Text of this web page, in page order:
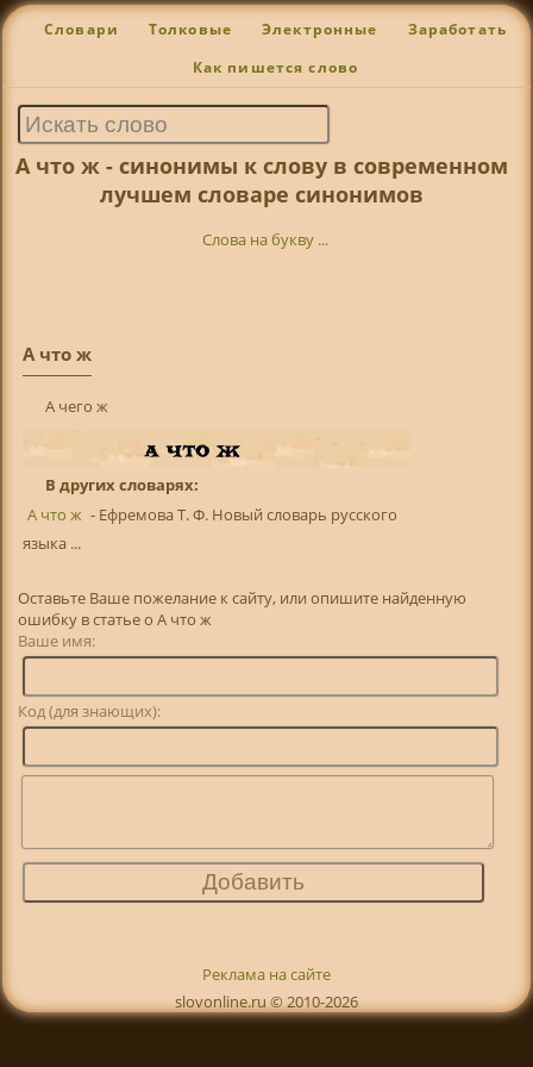
Словари Толковые Электронные Заработать
Как пишется слово
А что ж - синонимы к слову в современном
лучшем словаре синонимов
Слова на букву ...
А что ж
А чего ж
В других словарях:
А что ж - Ефремова Т. Ф. Новый словарь русского
языка ...
Оставьте Ваше пожелание к сайту, или опишите найденную
ошибку в статье о А что ж
Ваше имя:
Код (для знающих):
Реклама на сайте
slovonline.ru © 2010-2026